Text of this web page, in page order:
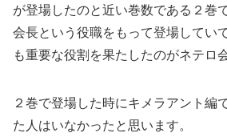
が登場したのと近い巻数である２巻
会長という役職をもって登場してい
も重要な役割を果たしたのがネテロ
２巻で登場した時にキメラアント編
た人はいなかったと思います。